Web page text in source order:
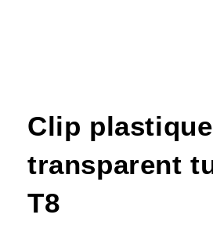
Clip plastique
transparent
T8